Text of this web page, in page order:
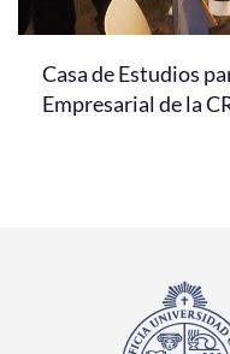
Casa de Estudios
Empresarial de la